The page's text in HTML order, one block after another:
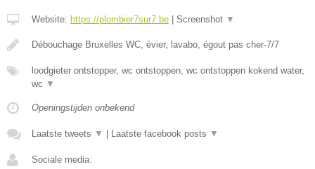
Website: https://plombier7sur7.be Screenshot ▼
Débouchage Bruxelles WC, évier, lavabo, égout pas cher-7/7
loodgieter ontstopper, wc ontstoppen, wc ontstoppen kokend water,
wc ▼
Openingstijden onbekend
Laatste tweets ▼ Laatste facebook posts ▼
Sociale media: